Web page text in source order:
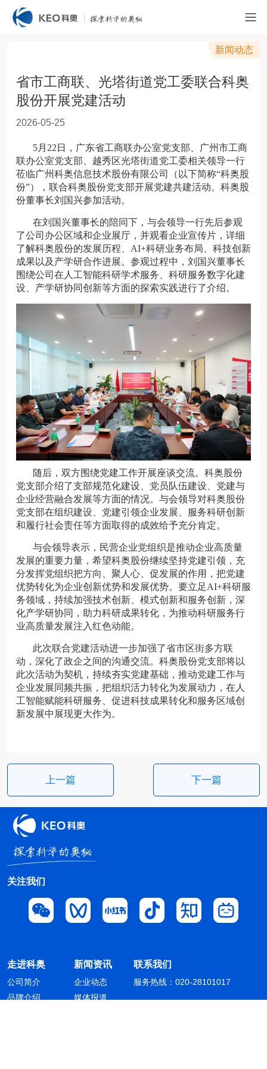
省市工商联、光塔街道党工委联合科奥
股份开展党建活动
2026-05-25
新闻动态
5月22日，广东省工商联办公室党支部、广州市工商
联办公室党支部、越秀区光塔街道党工委相关领导一行
莅临广州科奥信息技术股份有限公司（以下简称“科奥股
份”），联合科奥股份党支部开展党建共建活动。科奥股
份董事长刘国兴参加活动。
在刘国兴董事长的陪同下，与会领导一行先后参观
了公司办公区域和企业展厅，并观看企业宣传片，详细
了解科奥股份的发展历程、AI+科研业务布局、科技创新
成果以及产学研合作进展。参观过程中，刘国兴董事长
围绕公司在人工智能科研学术服务、科研服务数字化建
设、产学研协同创新等方面的探索实践进行了介绍。
随后，双方围绕党建工作开展座谈交流。科奥股份
党支部介绍了支部规范化建设、党员队伍建设、党建与
企业经营融合发展等方面的情况。与会领导对科奥股份
党支部在组织建设、党建引领企业发展、服务科研创新
和履行社会责任等方面取得的成效给予充分肯定。
与会领导表示，民营企业党组织是推动企业高质量
发展的重要力量，希望科奥股份继续坚持党建引领，充
分发挥党组织把方向、聚人心、促发展的作用，把党建
优势转化为企业创新优势和发展优势。要立足AI+科研服
务领域，持续加强技术创新、模式创新和服务创新，深
化产学研协同，助力科研成果转化，为推动科研服务行
业高质量发展注入红色动能。
此次联合党建活动进一步加强了省市区街多方联
动，深化了政企之间的沟通交流。科奥股份党支部将以
此次活动为契机，持续夯实党建基础，推动党建工作与
企业发展同频共振，把组织活力转化为发展动力，在人
工智能赋能科研服务、促进科技成果转化和服务区域创
新发展中展现更大作为。
上一篇 下一篇
关注我们
走进科奥
公司简介
品牌介绍
新闻资讯
企业动态
媒体报道
联系我们
服务热线：020-28101017